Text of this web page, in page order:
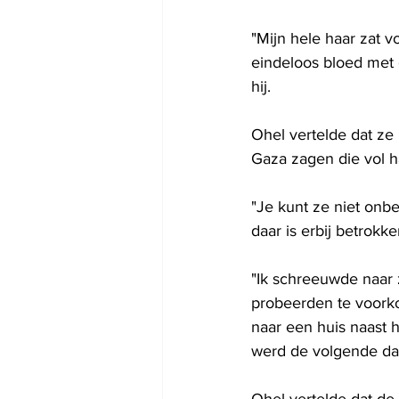
"Mijn hele haar zat
eindeloos bloed
hij.
Ohel vertelde dat
Gaza zagen die vol
"Je kunt ze niet
daar is erbij
"Ik schreeuwde
probeerden te
naar een huis naast
werd de volgende